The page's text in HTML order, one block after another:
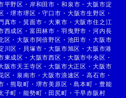
平野区 ・ 岸和田市 ・ 和泉市 ・大阪市淀
・堺市堺区 ・守口市 ・ 大阪市生野区 ・
真市 ・箕面市 ・大東市 ・ 大阪市住之江
西成区 ・ 富田林市 ・ 羽曳野市 ・ 河内長
区 ・大阪市阿倍野区 ・ 池田市 ・ 大阪市
川区 ・ 貝塚市 ・大阪市旭区 ・大阪市港
東成区 ・ 大阪市西区 ・ 大阪市中央区 ・
阪市天王寺区 ・大阪市大正区 ・ 大阪市
区 ・ 泉南市 ・大阪市浪速区 ・高石市 ・
・熊取町 ・ 堺市美原区 ・島本町 ・ 豊能
子町 ・能勢町 ・ 田尻町 ・ 千早赤阪村